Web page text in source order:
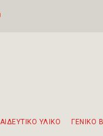
ΥΛΙΚΟ ΓΕΝΙΚΟ